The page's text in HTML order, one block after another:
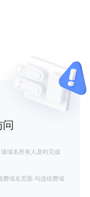
域名所有人及时完成
费域名页面-勾选续费域